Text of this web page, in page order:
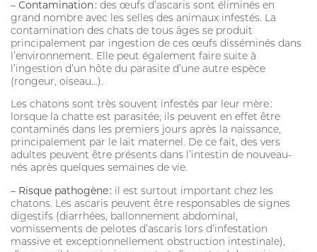
– Contamination : des œufs d’ascaris sont éliminés en
grand nombre avec les selles des animaux infestés. La
contamination des chats de tous âges se produit
principalement par ingestion de ces œufs disséminés dans
l’environnement. Elle peut également faire suite à
l’ingestion d’un hôte du parasite d’une autre espèce
(rongeur, oiseau…).
Les chatons sont très souvent infestés par leur mère :
lorsque la chatte est parasitée, ils peuvent en effet être
contaminés dans les premiers jours après la naissance,
principalement par le lait maternel. De ce fait, des vers
adultes peuvent être présents dans l’intestin de nouveau-
nés après quelques semaines de vie.
– Risque pathogène : il est surtout important chez les
chatons. Les ascaris peuvent être responsables de signes
digestifs (diarrhées, ballonnement abdominal,
vomissements de pelotes d’ascaris lors d’infestation
massive et exceptionnellement obstruction intestinale),